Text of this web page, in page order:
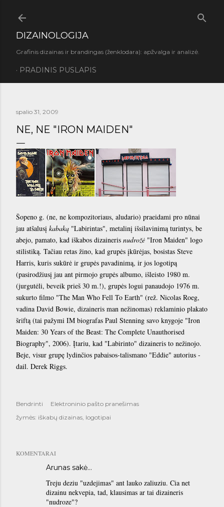
DIZAINOLOGIJA
Grafinis dizainas ir brandingas (ženklodara): apžvalga ir analizė.
PRADINIS PUSLAPIS
spalio 31, 2009
NE, NE "IRON MAIDEN"
Šopeno g. (ne, ne kompozitoriaus, aludario) praeidami pro nūnai
jau atšalusį kabaką "Labirintas", metalinį išsilavinimą turintys, be
abejo, pamato, kad iškabos dizaineris nudrožė "Iron Maiden" logo
stilistiką. Tačiau retas žino, kad grupės įkūrėjas, bosistas Steve
Harris, kuris sukūrė ir grupės pavadinimą, ir jos logotipą
(pasirodžiusį jau ant pirmojo grupės albumo, išleisto 1980 m.
(jurgutėli, beveik prieš 30 m.!), grupės logui panaudojo 1976 m.
sukurto filmo "The Man Who Fell To Earth" (rež. Nicolas Roeg,
vadina David Bowie, dizaineris man nežinomas) reklaminio plakato
šriftą (tai pažymi IM biografas Paul Stenning savo knygoje "Iron
Maiden: 30 Years of the Beast: The Complete Unauthorised
Biography", 2006). Įtariu, kad "Labirinto" dizaineris to nežinojo.
Beje, visur grupę lydinčios pabaisos-talismano "Eddie" autorius -
dail. Derek Riggs.
Bendrinti
Elektroninio pašto pranešimas
žymės: iškabų dizainas logotipai
KOMENTARAI
Arunas sakė…
Treju deziu "uzdejimas" ant lauko zaliuziu. Cia net
dizainu nekvepia, tad, klausimas ar tai dizaineris
"nudroze"?